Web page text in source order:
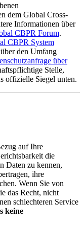
dem Global Cross-
Informationen über
CBPR Forum.
CBPR System
den Umfang
über
Stelle,
offizielle Siegel unten.
auf Ihre
die
Daten zu kennen,
ihre
Wenn Sie von
das Recht, nicht
schlechteren Service
keine